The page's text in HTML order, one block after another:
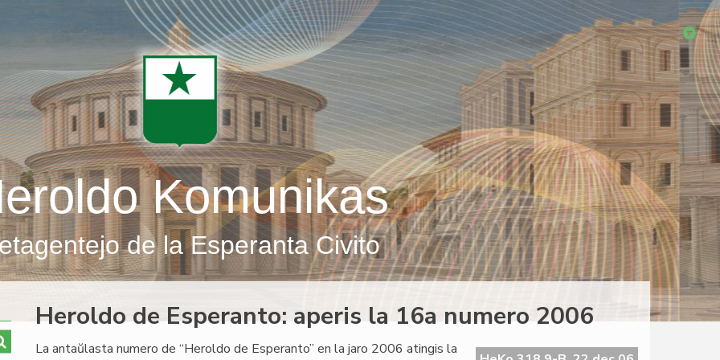
Komunikas
de la Esperanta Civito
Heroldo de Esperanto: aperis la 16a numero 2006
La antaŭlasta numero de “Heroldo de Esperanto” en la jaro 2006 atingis la